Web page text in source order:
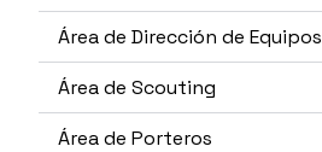
Área de Dirección de Equipos
Área de Scouting
Área de Porteros